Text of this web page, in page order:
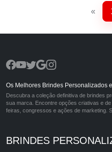
«
Os Melhores Brindes Personalizados
Descubra a coleção definitiva de brindes
sua marca. Encontre opções criativas e
feiras, congressos e ações de marketing.
BRINDES